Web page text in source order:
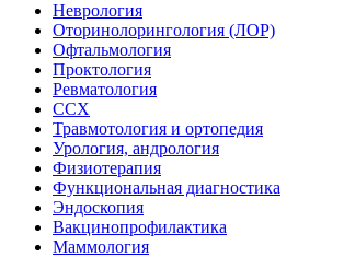
Неврология
Оторинолорингология (ЛОР)
Офтальмология
Проктология
Ревматология
ССХ
Травмотология и ортопедия
Урология, андрология
Физиотерапия
Функциональная диагностика
Эндоскопия
Вакцинопрофилактика
Маммология